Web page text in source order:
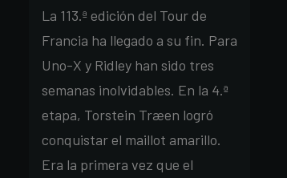
La 113.ª edición del Tour de
Francia ha llegado a su fin. Para
Uno-X y Ridley han sido tres
semanas inolvidables. En la 4.ª
etapa, Torstein Træen logró
conquistar el maillot amarillo.
Era la primera vez que el